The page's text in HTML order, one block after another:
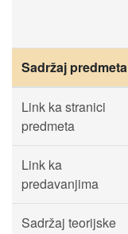
Sadržaj predmeta
Link ka stranici
predmeta
Link ka
predavanjima
Sadržaj teorijske